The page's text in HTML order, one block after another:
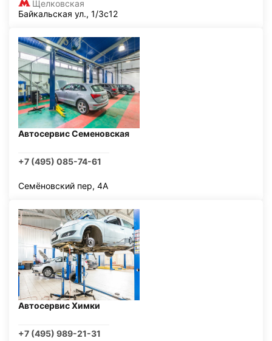
Щелковская
Байкальская ул., 1/3с12
Автосервис Семеновская
+7 (495) 085-74-61
Семёновский пер, 4А
Автосервис Химки
+7 (495) 989-21-31